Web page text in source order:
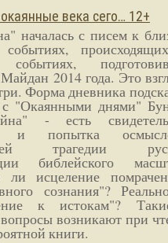
века сего… 12+
началась с писем к
событиях,
2014 года. Это
Форма дневника
с "Окаянными днями"
- есть
и попытка
трагедии
библейского
ли исцеление
сознания"?
к истокам"?
возникают при
книги.